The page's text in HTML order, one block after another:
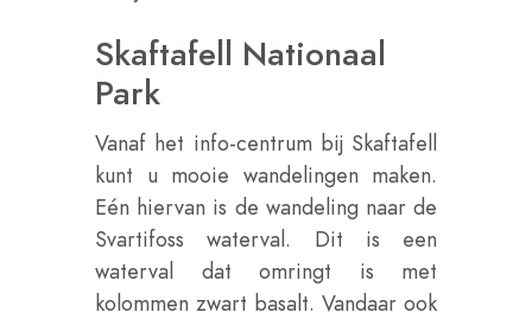
Skaftafell Nationaal
Park
Vanaf het info-centrum bij Skaftafell
kunt u mooie wandelingen maken.
Eén hiervan is de wandeling naar de
Svartifoss waterval. Dit is een
waterval dat omringt is met
kolommen zwart basalt. Vandaar ook